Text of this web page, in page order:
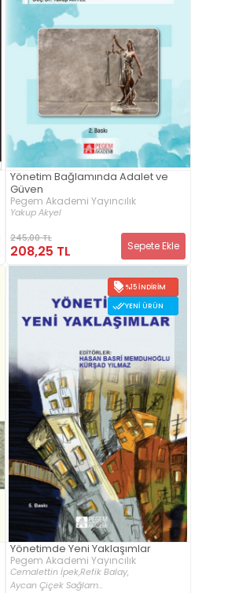
Yönetim Bağlamında Adalet ve
Güven
Pegem Akademi Yayıncılık
Yakup Akyel
245,00 TL
208,25 TL Sepete Ekle
%15 İNDIRIM
YENI ÜRÜN
Yönetimde Yeni Yaklaşımlar
Pegem Akademi Yayıncılık
Cemalettin İpek,Refik Balay,
Aycan Çiçek Sağlam...